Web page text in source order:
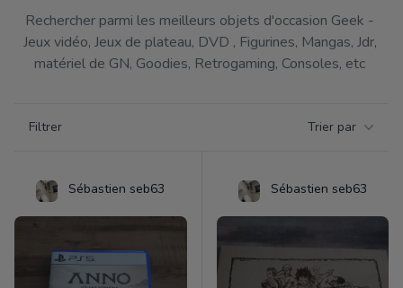
Rechercher parmi les meilleurs objets d'occasion Geek -
Jeux vidéo, Jeux de plateau, DVD , Figurines, Mangas, Jdr,
matériel de GN, Goodies, Retrogaming, Consoles, etc
Filtrer Trier par
Sébastien seb63 Sébastien seb63